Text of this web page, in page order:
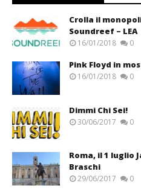
Crolla il
Soundreef – LEA
16/01/2018 0
Pink Floyd in
16/01/2018 0
Dimmi Chi Sei!
30/06/2017 0
Roma, il 1 luglio
Braschi
29/06/2017 0